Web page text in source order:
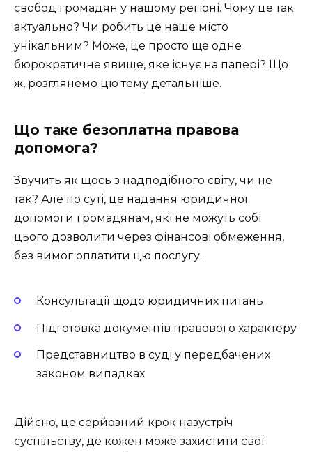
свобод громадян у нашому регіоні. Чому це так
актуально? Чи робить це наше місто
унікальним? Може, це просто ще одне
бюрократичне явище, яке існує на папері? Що
ж, розглянемо цю тему детальніше.
Що таке безоплатна правова
допомога?
Звучить як щось з надподібного світу, чи не
так? Але по суті, це надання юридичної
допомоги громадянам, які не можуть собі
цього дозволити через фінансові обмеження,
без вимог оплатити цю послугу.
Консультації щодо юридичних питань
Підготовка документів правового характеру
Представництво в суді у передбачених
законом випадках
Дійсно, це серйозний крок назустріч
суспільству, де кожен може захистити свої